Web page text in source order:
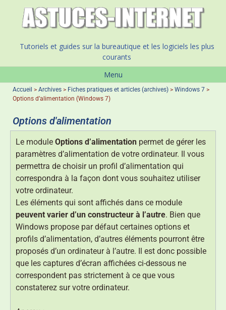
Tutoriels et guides sur la bureautique et les logiciels les plus
courants
Menu
Accueil > Archives > Fiches pratiques et articles (archives) > Windows 7 >
Options d’alimentation (Windows 7)
Options d'alimentation
Le module Options d’alimentation permet de gérer les
paramètres d’alimentation de votre ordinateur. Il vous
permettra de choisir un profil d’alimentation qui
correspondra à la façon dont vous souhaitez utiliser
votre ordinateur.
Les éléments qui sont affichés dans ce module
peuvent varier d’un constructeur à l’autre. Bien que
Windows propose par défaut certaines options et
profils d’alimentation, d’autres éléments pourront être
proposés d’un ordinateur à l’autre. Il est donc possible
que les captures d’écran affichées ci-dessous ne
correspondent pas strictement à ce que vous
constaterez sur votre ordinateur.